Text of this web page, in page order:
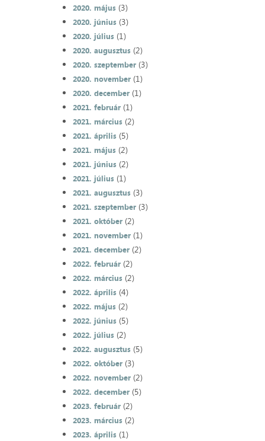
2020. május(3)
2020. június(3)
2020. július(1)
2020. augusztus(2)
2020. szeptember(3)
2020. november(1)
2020. december(1)
2021. február(1)
2021. március(2)
2021. április(5)
2021. május(2)
2021. június(2)
2021. július(1)
2021. augusztus(3)
2021. szeptember(3)
2021. október(2)
2021. november(1)
2021. december(2)
2022. február(2)
2022. március(2)
2022. április(4)
2022. május(2)
2022. június(5)
2022. július(2)
2022. augusztus(5)
2022. október(3)
2022. november(2)
2022. december(5)
2023. február(2)
2023. március(2)
2023. április(1)